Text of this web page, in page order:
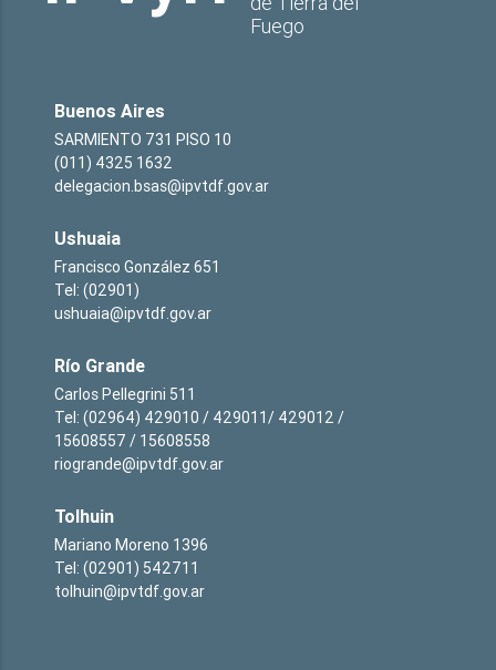
Fuego
Buenos Aires
SARMIENTO 731 PISO 10
(011) 4325 1632
delegacion.bsas@ipvtdf.gov.ar
Ushuaia
Francisco González 651
Tel: (02901)
ushuaia@ipvtdf.gov.ar
Río Grande
Carlos Pellegrini 511
Tel: (02964) 429010 / 429011/ 429012 /
15608557 / 15608558
riogrande@ipvtdf.gov.ar
Tolhuin
Mariano Moreno 1396
Tel: (02901) 542711
tolhuin@ipvtdf.gov.ar